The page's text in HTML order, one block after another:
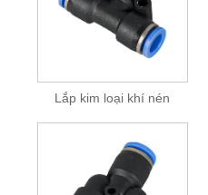
Lắp kim loại khí nén